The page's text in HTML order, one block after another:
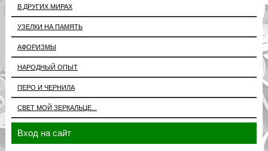
В ДРУГИХ МИРАХ
УЗЕЛКИ НА ПАМЯТЬ
АФОРИЗМЫ
НАРОДНЫЙ ОПЫТ
ПЕРО И ЧЕРНИЛА
СВЕТ МОЙ ЗЕРКАЛЬЦЕ...
Вход на сайт